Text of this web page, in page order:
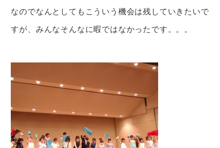
なのでなんとしてもこういう機会は残していきたいで
すが、みんなそんなに暇ではなかったです。。。